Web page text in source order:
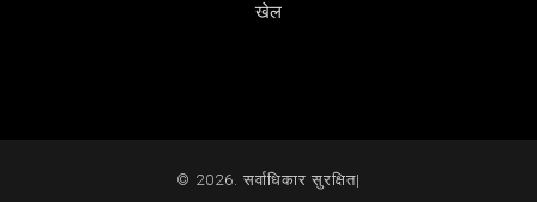
खेल
© 2026. सर्वाधिकार सुरक्षित|